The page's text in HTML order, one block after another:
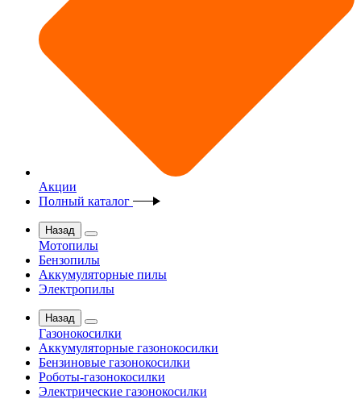
Акции
Полный каталог
Назад
Мотопилы
Бензопилы
Аккумуляторные пилы
Электропилы
Назад
Газонокосилки
Аккумуляторные газонокосилки
Бензиновые газонокосилки
Роботы-газонокосилки
Электрические газонокосилки